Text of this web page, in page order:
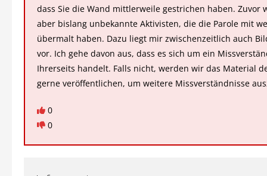
dass Sie die Wand mittlerweile gestrichen haben. Zuvor
aber bislang unbekannte Aktivisten, die die Parole mit
übermalt haben. Dazu liegt mir zwischenzeitlich auch
vor. Ich gehe davon aus, dass es sich um ein
Ihrerseits handelt. Falls nicht, werden wir das Material
gerne veröffentlichen, um weitere Missverständnisse
0
0